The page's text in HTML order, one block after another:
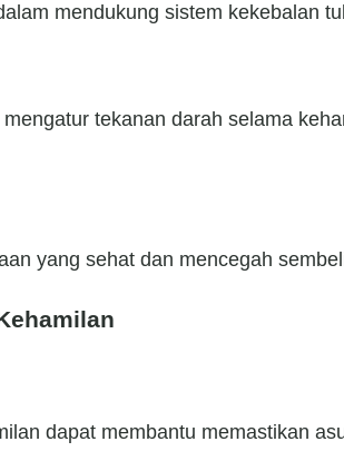
mendukung sistem kekebalan
tekanan darah selama
yang sehat dan mencegah
dapat membantu memastikan